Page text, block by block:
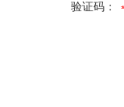
验证码：